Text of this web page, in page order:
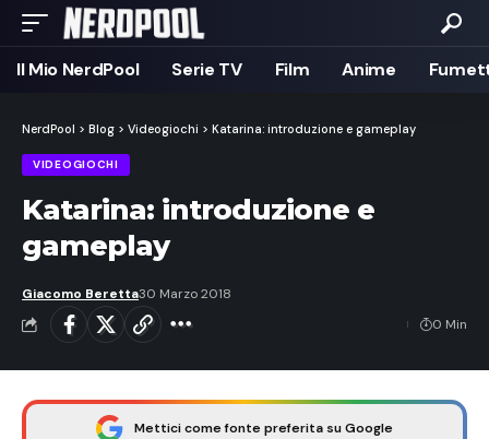
Il Mio NerdPool Serie TV Film Anime
NerdPool > Blog > Videogiochi > Katarina: introduzione e gameplay
VIDEOGIOCHI
Katarina: introduzione e
gameplay
Giacomo Beretta30 Marzo 2018
0 Min
Mettici come fonte preferita su Google